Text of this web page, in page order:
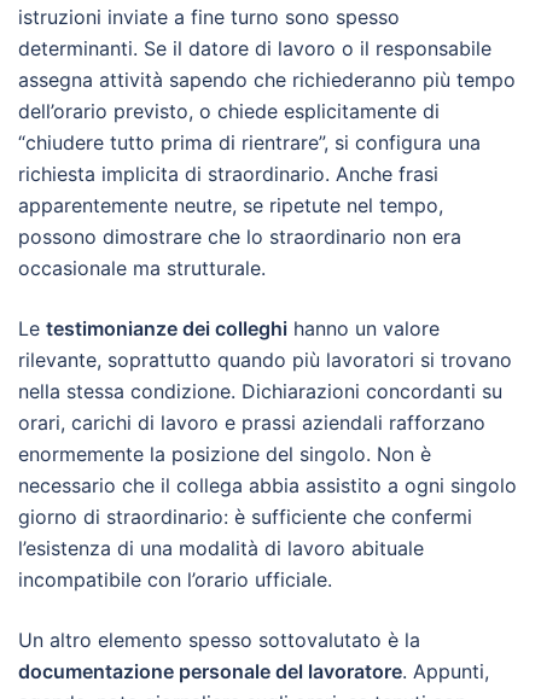
istruzioni inviate a fine turno sono spesso
determinanti. Se il datore di lavoro o il responsabile
assegna attività sapendo che richiederanno più tempo
dell’orario previsto, o chiede esplicitamente di
“chiudere tutto prima di rientrare”, si configura una
richiesta implicita di straordinario. Anche frasi
apparentemente neutre, se ripetute nel tempo,
possono dimostrare che lo straordinario non era
occasionale ma strutturale.
Le testimonianze dei colleghi hanno un valore
rilevante, soprattutto quando più lavoratori si trovano
nella stessa condizione. Dichiarazioni concordanti su
orari, carichi di lavoro e prassi aziendali rafforzano
enormemente la posizione del singolo. Non è
necessario che il collega abbia assistito a ogni singolo
giorno di straordinario: è sufficiente che confermi
l’esistenza di una modalità di lavoro abituale
incompatibile con l’orario ufficiale.
Un altro elemento spesso sottovalutato è la
documentazione personale del lavoratore. Appunti,